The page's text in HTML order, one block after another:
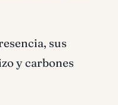
sus
y carbones